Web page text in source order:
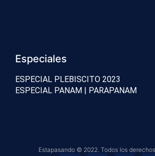
Especiales
ESPECIAL PLEBISCITO 2023
ESPECIAL PANAM | PARAPANAM
Estapasando © 2022. Todos los